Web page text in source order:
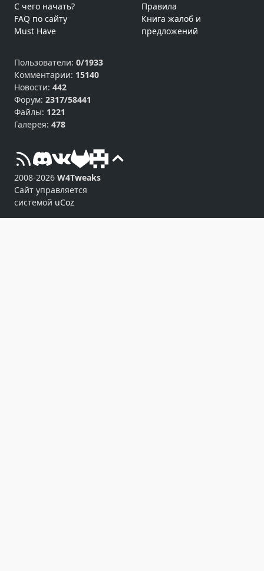
С чего начать?
FAQ по сайту
Must Have
Правила
Книга жалоб и
предложений
Пользователи: 0/1933
Комментарии: 15140
Новости: 442
Форум: 2317/58441
Файлы: 1221
Галерея: 478
2008-2026 W4Tweaks
Сайт управляется
системой uCoz